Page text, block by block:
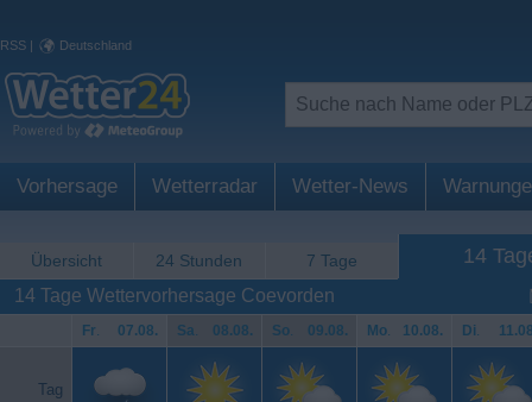
RSS | Deutschland
Vorhersage Wetterradar Wetter-News
Übersicht 24 Stunden 7 Tage 14
14 Tage Wettervorhersage Coevorden
Fr. 07.08. Sa. 08.08. So. 09.08. Mo. 10.08. Di.
Tag